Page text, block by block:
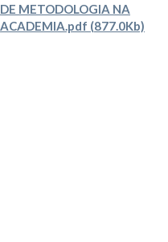
DE METODOLOGIA NA
ACADEMIA.pdf (877.0Kb)